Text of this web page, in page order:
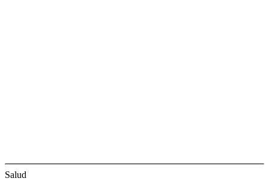
Salud